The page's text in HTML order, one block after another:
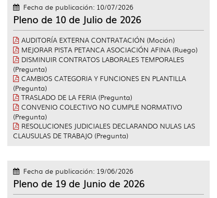
idioma
Fecha de publicación: 10/07/2026
Pleno de 10 de Julio de 2026
AUDITORÍA EXTERNA CONTRATACIÓN (Moción)
MEJORAR PISTA PETANCA ASOCIACIÓN AFINA (Ruego)
DISMINUIR CONTRATOS LABORALES TEMPORALES
(Pregunta)
CAMBIOS CATEGORIA Y FUNCIONES EN PLANTILLA
(Pregunta)
TRASLADO DE LA FERIA (Pregunta)
CONVENIO COLECTIVO NO CUMPLE NORMATIVO
(Pregunta)
RESOLUCIONES JUDICIALES DECLARANDO NULAS LAS
CLAUSULAS DE TRABAJO (Pregunta)
Fecha de publicación: 19/06/2026
Pleno de 19 de Junio de 2026